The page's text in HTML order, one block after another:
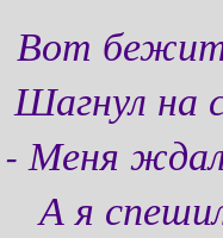
Вот бежит
Шагнул на
- Меня
А я